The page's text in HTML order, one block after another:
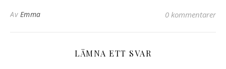
Av Emma 0 kommentarer
LÄMNA ETT SVAR